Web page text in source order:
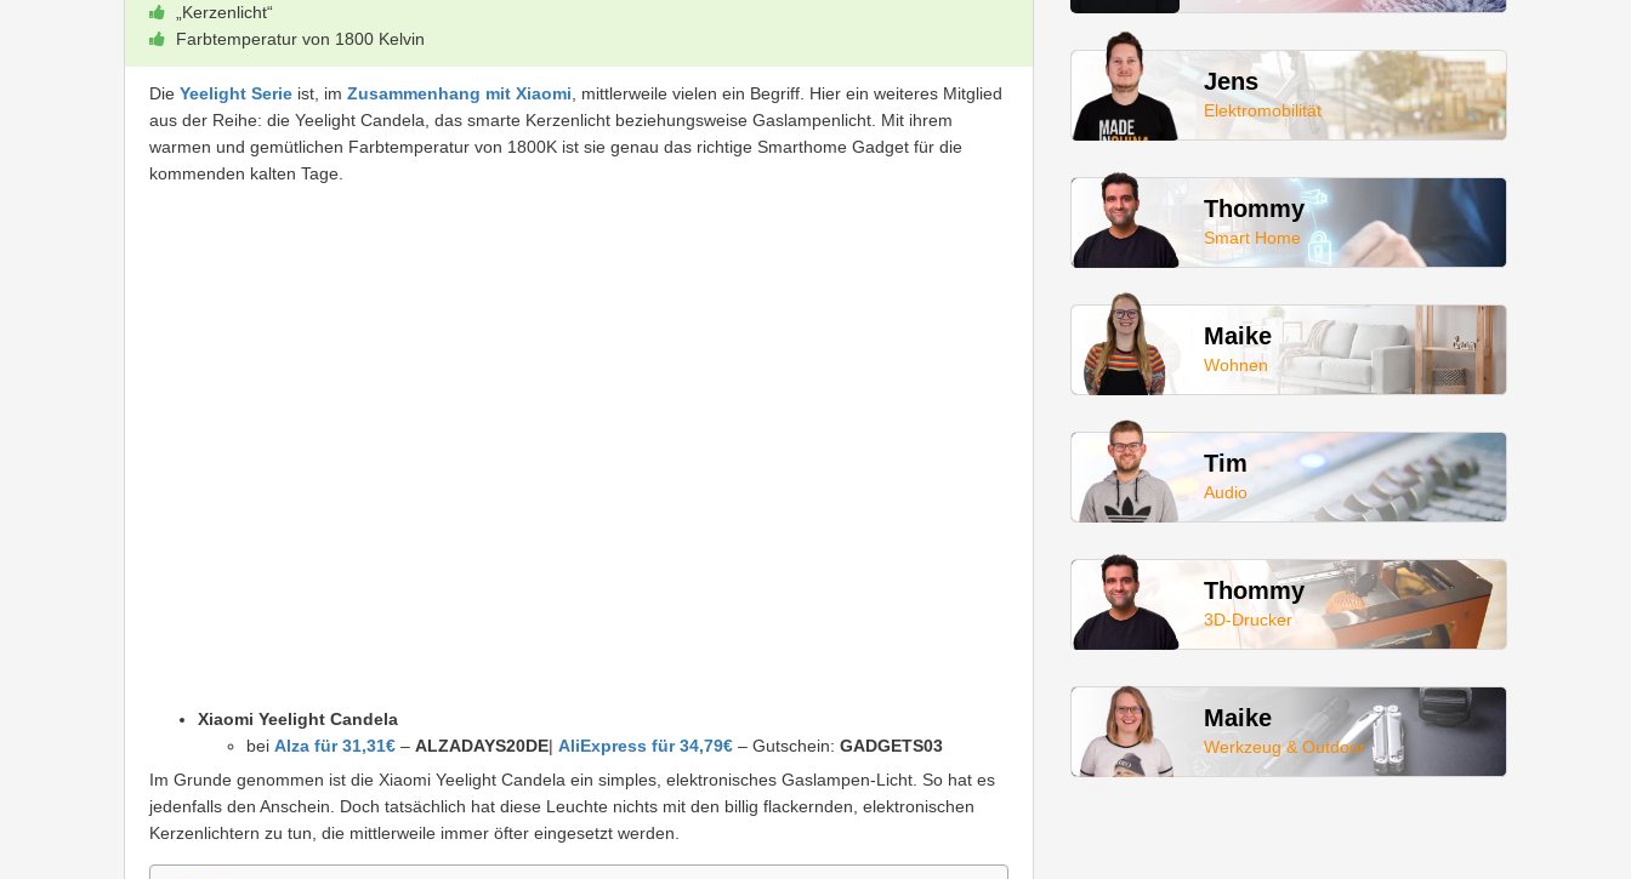
„Kerzenlicht“
Farbtemperatur von 1800 Kelvin
Die Yeelight Serie ist, im Zusammenhang mit Xiaomi , mittlerweile vielen ein Begriff. Hier ein weiteres Mitglied
aus der Reihe: die Yeelight Candela, das smarte Kerzenlicht beziehungsweise Gaslampenlicht. Mit ihrem
warmen und gemütlichen Farbtemperatur von 1800K ist sie genau das richtige Smarthome Gadget für die
kommenden kalten Tage.
Xiaomi Yeelight Candela
bei Alza für 31,31€ – ALZADAYS20DE| AliExpress für 34,79€ – Gutschein: GADGETS03
Im Grunde genommen ist die Xiaomi Yeelight Candela ein simples, elektronisches Gaslampen-Licht. So hat es
jedenfalls den Anschein. Doch tatsächlich hat diese Leuchte nichts mit den billig flackernden, elektronischen
Kerzenlichtern zu tun, die mittlerweile immer öfter eingesetzt werden.
Jens
Elektromobilität
Thommy
Smart Home
Maike
Wohnen
Tim
Audio
Thommy
3D-Drucker
Maike
Werkzeug & Outdoor